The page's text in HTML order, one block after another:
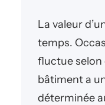
La valeur
temps.
fluctue selon
bâtiment a
déterminée